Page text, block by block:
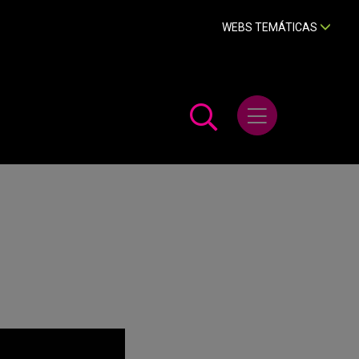
WEBS TEMÁTICAS
Abrir menú